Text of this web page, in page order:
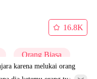
16.8K
Orang Biasa
karena melukai orang